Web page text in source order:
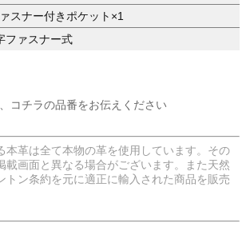
スナー付きポケット×1
ファスナー式
コチラの品番をお伝えください
革は全て本物の革を使用しています。その
載画面と異なる場合がございます。また天然
トン条約を元に適正に輸入された商品を販売